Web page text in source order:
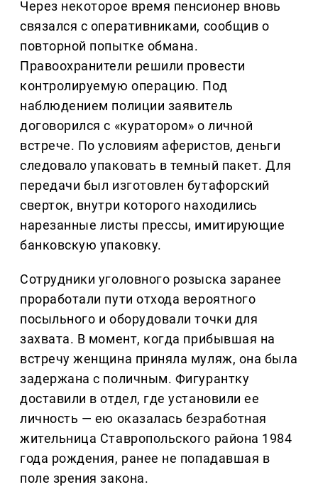
Через некоторое время пенсионер вновь
связался с оперативниками, сообщив о
повторной попытке обмана.
Правоохранители решили провести
контролируемую операцию. Под
наблюдением полиции заявитель
договорился с «куратором» о личной
встрече. По условиям аферистов, деньги
следовало упаковать в темный пакет. Для
передачи был изготовлен бутафорский
сверток, внутри которого находились
нарезанные листы прессы, имитирующие
банковскую упаковку.
Сотрудники уголовного розыска заранее
проработали пути отхода вероятного
посыльного и оборудовали точки для
захвата. В момент, когда прибывшая на
встречу женщина приняла муляж, она была
задержана с поличным. Фигурантку
доставили в отдел, где установили ее
личность — ею оказалась безработная
жительница Ставропольского района 1984
года рождения, ранее не попадавшая в
поле зрения закона.